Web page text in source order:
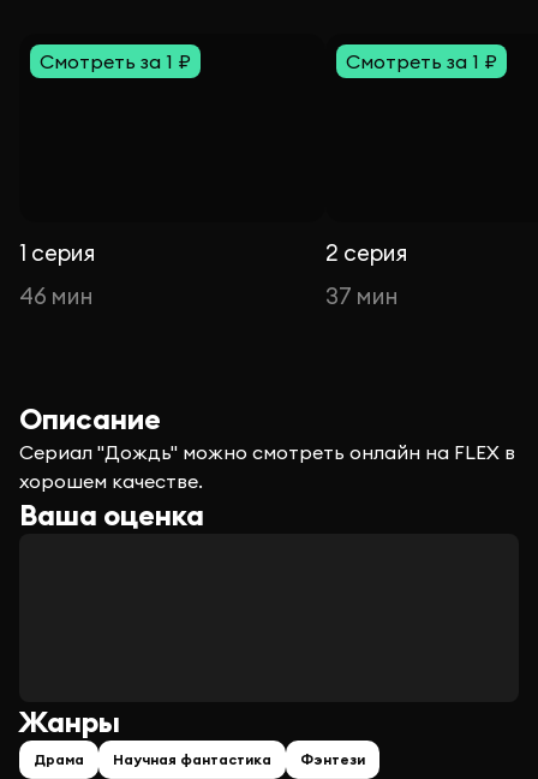
Смотреть за 1 ₽
1 серия
46 мин
Смотреть за 1 ₽
2 серия
37 мин
Описание
Сериал "Дождь" можно смотреть онлайн на FLEX в
хорошем качестве.
Ваша оценка
Жанры
Драма Научная фантастика Фэнтези